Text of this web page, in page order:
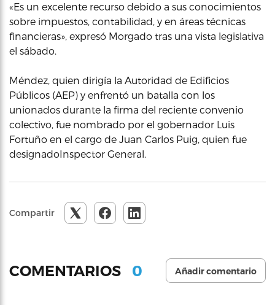
«Es un excelente recurso debido a sus conocimientos
sobre impuestos, contabilidad, y en áreas técnicas
financieras», expresó Morgado tras una vista legislativa
el sábado.
Méndez, quien dirigía la Autoridad de Edificios
Públicos (AEP) y enfrentó un batalla con los
unionados durante la firma del reciente convenio
colectivo, fue nombrado por el gobernador Luis
Fortuño en el cargo de Juan Carlos Puig, quien fue
designadoInspector General.
Compartir
COMENTARIOS 0 Añadir comentario